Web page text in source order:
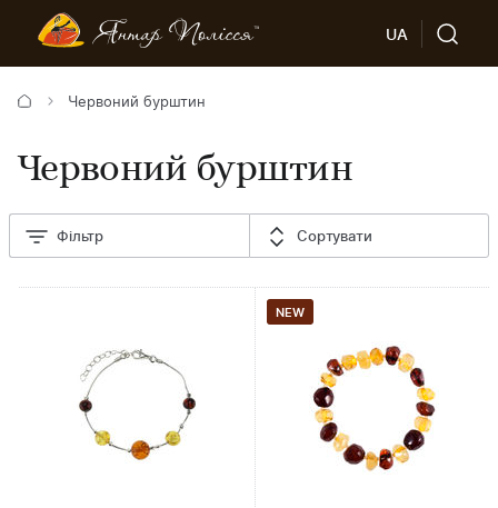
UA
Червоний бурштин
Червоний бурштин
Фільтр Сортувати
NEW